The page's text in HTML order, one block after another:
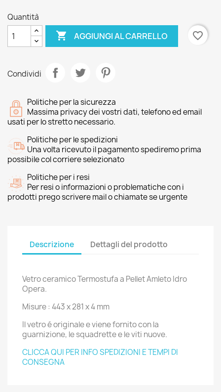
Quantità
 AGGIUNGI AL CARRELLO favorite_border
Condividi
Politiche per la sicurezza
Massima privacy dei vostri dati, telefono ed email
usati per lo stretto necessario.
Politiche per le spedizioni
Una volta ricevuto il pagamento spediremo prima
possibile col corriere selezionato
Politiche per i resi
Per resi o informazioni o problematiche con i
prodotti prego scrivere mail o chiamate se urgente
Descrizione Dettagli del prodotto
Vetro ceramico Termostufa a Pellet Amleto Idro
Opera.
Misure : 443 x 281 x 4 mm
Il vetro é originale e viene fornito con la
guarnizione, le squadrette e le viti nuove.
CLICCA QUI PER INFO SPEDIZIONI E TEMPI DI
CONSEGNA